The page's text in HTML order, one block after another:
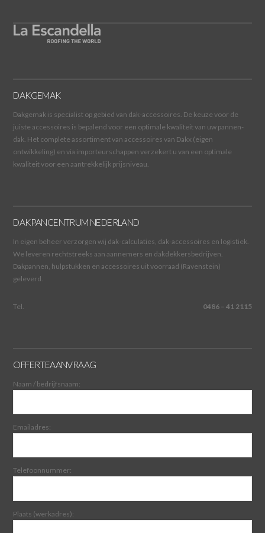
DAKGEMAK
Dakgemak is specialist op gebied van dak-accessoires. De keuze voor de
juiste accessoires is bepalend voor een optimale kwaliteit van uw pannen-
dak. Het complete assortiment van accessoires van Dakx (eigen
ontwikkeling) en via importeurschappen verzekert u van een optimale
kwaliteit voor een aantrekkelijk prijsniveau.
DAKPANCENTRUM NEDERLAND
In eigen beheer verzorgen wij dak-calculaties, dak-accessoires en logistiek.
We leveren rechtstreeks aan aannemers en dakdekkersbedrijven.
Dakpannen, hulpstukken en accessoires uit voorraad (Ravenstein)
geleverd.
Tel. 0486 – 41 2115
OFFERTEAANVRAAG
Naam / bedrijfsnaam:
Emailadres:
Telefoonnummer:
Plaats (werkadres):